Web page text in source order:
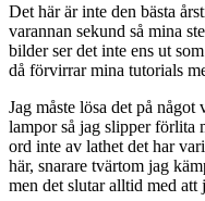
Det här är inte den bästa
varannan sekund så mina
bilder ser det inte ens ut
då förvirrar mina tutorials
Jag måste lösa det på
lampor så jag slipper förlita
ord inte av lathet det har
här, snarare tvärtom jag
men det slutar alltid med